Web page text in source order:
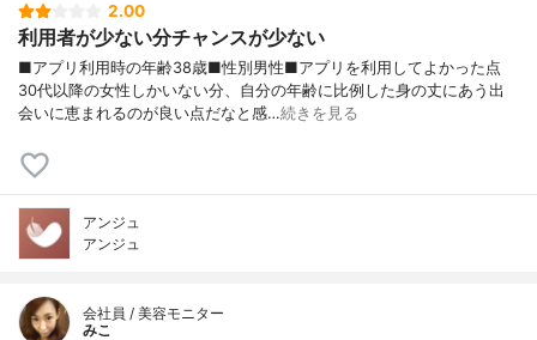
2.00
利用者が少ない分チャンスが少ない
■アプリ利用時の年齢38歳■性別男性■アプリを利用してよかった点
30代以降の女性しかいない分、自分の年齢に比例した身の丈にあう出
会いに恵まれるのが良い点だなと感…続きを見る
アンジュ
アンジュ
会社員 / 美容モニター
みこ